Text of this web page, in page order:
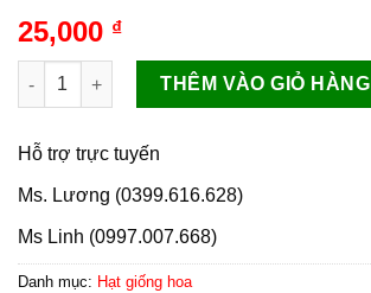
25,000 ₫
Cây giống dạ yến thảo số lượng
THÊM VÀO GIỎ HÀNG
Hỗ trợ trực tuyến
Ms. Lương (0399.616.628)
Ms Linh (0997.007.668)
Danh mục: Hạt giống hoa